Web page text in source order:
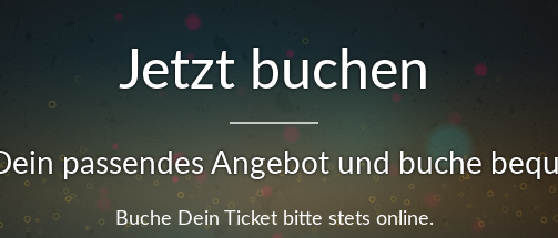
Jetzt buchen
passendes Angebot und buche
Buche Dein Ticket bitte stets online.